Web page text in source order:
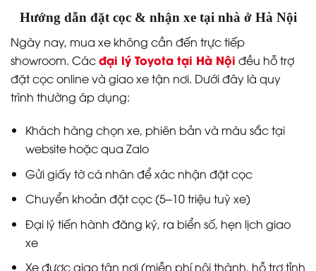
Hướng dẫn đặt cọc & nhận xe tại nhà ở Hà Nội
Ngày nay, mua xe không cần đến trực tiếp
showroom. Cácđại lý Toyota tại Hà Nội đều hỗ trợ
đặt cọc online và giao xe tận nơi. Dưới đây là quy
trình thường áp dụng:
Khách hàng chọn xe, phiên bản và màu sắc tại
website hoặc qua Zalo
Gửi giấy tờ cá nhân để xác nhận đặt cọc
Chuyển khoản đặt cọc (5–10 triệu tuỳ xe)
Đại lý tiến hành đăng ký, ra biển số, hẹn lịch giao
xe
Xe được giao tận nơi (miễn phí nội thành, hỗ trợ tỉnh